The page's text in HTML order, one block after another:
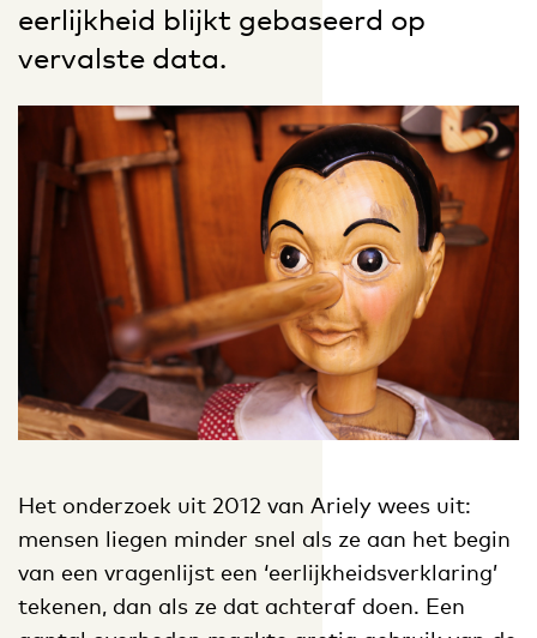
eerlijkheid blijkt gebaseerd op
vervalste data.
Het onderzoek uit 2012 van Ariely wees uit:
mensen liegen minder snel als ze aan het begin
van een vragenlijst een ‘eerlijkheidsverklaring’
tekenen, dan als ze dat achteraf doen. Een